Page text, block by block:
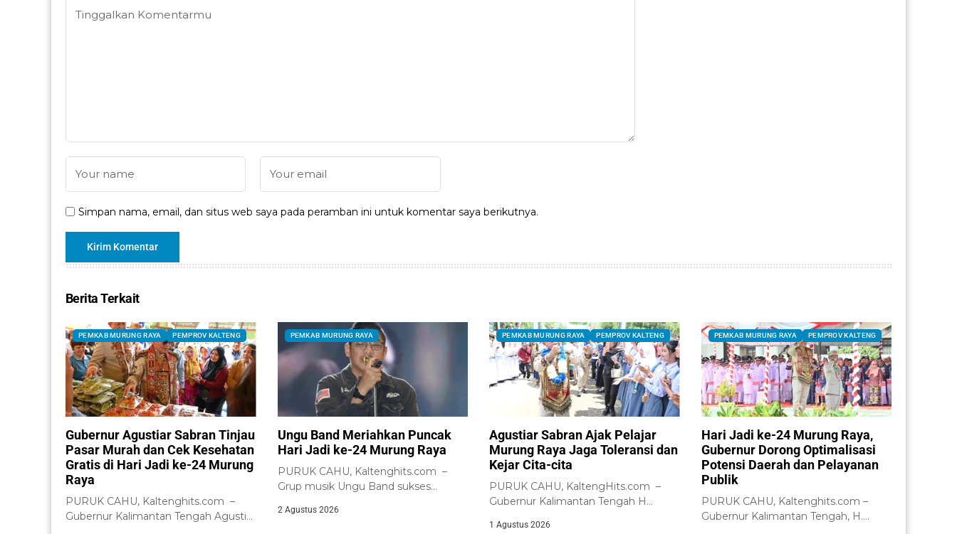
Simpan nama, email, dan situs web saya pada peramban ini untuk komentar saya berikutnya.
Berita Terkait
PEMKAB MURUNG RAYA PEMPROV KALTENG
Gubernur Agustiar Sabran Tinjau
Pasar Murah dan Cek Kesehatan
Gratis di Hari Jadi ke-24 Murung
Raya
PURUK CAHU, Kaltenghits.com –
Gubernur Kalimantan Tengah Agustiar
PEMKAB MURUNG RAYA
Ungu Band Meriahkan Puncak
Hari Jadi ke-24 Murung Raya
PURUK CAHU, Kaltenghits.com –
Grup musik Ungu Band sukses
2 Agustus 2026
PEMKAB MURUNG RAYA PEMPROV KALTENG
Agustiar Sabran Ajak Pelajar
Murung Raya Jaga Toleransi dan
Kejar Cita-cita
PURUK CAHU, KaltengHits.com –
Gubernur Kalimantan Tengah H
1 Agustus 2026
PEMKAB MURUNG RAYA PEMPROV KALTENG
Hari Jadi ke-24 Murung Raya,
Gubernur Dorong Optimalisasi
Potensi Daerah dan Pelayanan
Publik
PURUK CAHU, Kaltenghits.com –
Gubernur Kalimantan Tengah, H.